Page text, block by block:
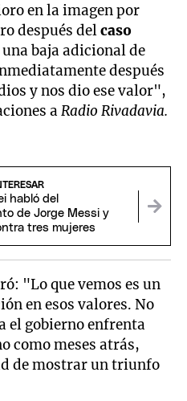
en la imagen por
después delcaso
baja adicional de
después
y nos dio ese valor",
aRadio Rivadavia.
habló del
de Jorge Messi y
tres mujeres
"Lo que vemos es un
en esos valores. No
el gobierno enfrenta
como meses atrás,
de mostrar un triunfo